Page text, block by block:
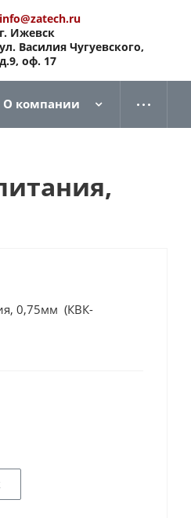
info@zatech.ru
г. Ижевск
ул. Василия Чугуевского,
д.9, оф. 17
О компании
0,75мм (КВК-